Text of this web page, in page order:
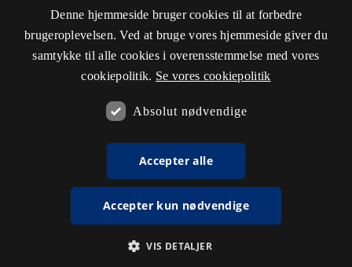
Denne hjemmeside bruger cookies til at forbedre
brugeroplevelsen. Ved at bruge vores hjemmeside giver du
samtykke til alle cookies i overensstemmelse med vores
cookiepolitik. Se vores cookiepolitik
Absolut nødvendige
Accepter alle
Accepter kun nødvendige
VIS DETALJER